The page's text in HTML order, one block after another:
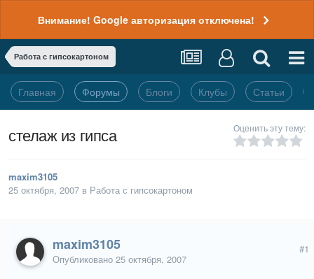
Внимание! Google авторизация отключена!
Работа с гипсокартоном
Главная Форумы Блоги Клубы Статьи
стелаж из гипса Оценить эту тему:
maxim3105
25 октября, 2007 в Работа с гипсокартоном
maxim3105
Опубликовано 25 октября, 2007
#1